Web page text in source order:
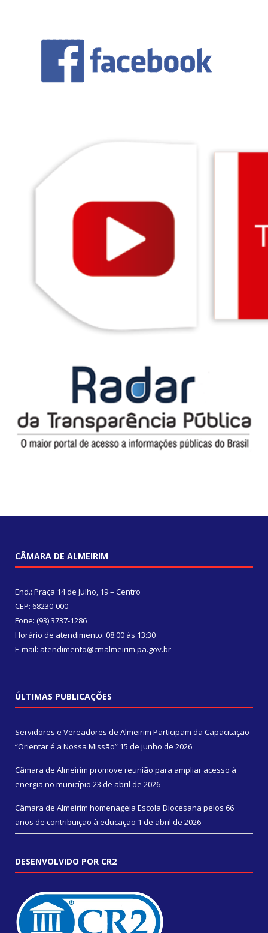
CÂMARA DE ALMEIRIM
End.: Praça 14 de Julho, 19 – Centro
CEP: 68230-000
Fone: (93) 3737-1286
Horário de atendimento: 08:00 às 13:30
E-mail: atendimento@cmalmeirim.pa.gov.br
ÚLTIMAS PUBLICAÇÕES
Servidores e Vereadores de Almeirim Participam da Capacitação
“Orientar é a Nossa Missão” 15 de junho de 2026
Câmara de Almeirim promove reunião para ampliar acesso à
energia no município 23 de abril de 2026
Câmara de Almeirim homenageia Escola Diocesana pelos 66
anos de contribuição à educação 1 de abril de 2026
DESENVOLVIDO POR CR2